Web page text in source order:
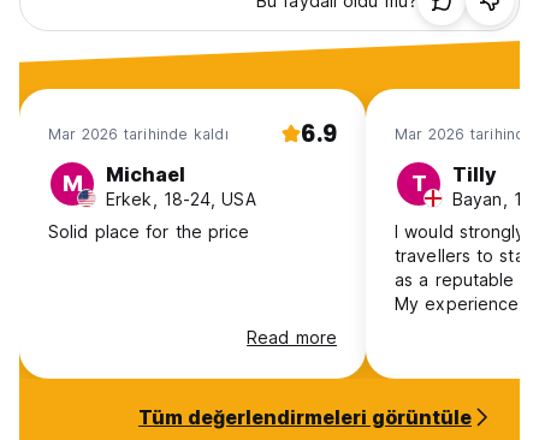
Mar 2026 tarihinde kaldı 6.9
M Michael
Erkek, 18-24, USA
Solid place for the price
Read more
Mar 2026 tarihinde
T Tilly
Bayan,
I would strongly
travellers to stay
as a reputable
My experience
difficult due to
dorm despite a
Tüm değerlendirmeleri görüntüle